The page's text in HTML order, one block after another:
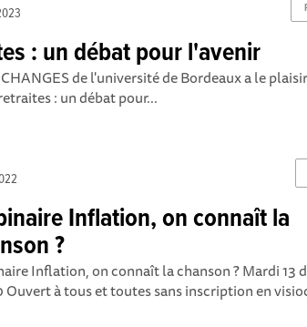
: un débat pour l'avenir
de l'université de Bordeaux a le
: un débat pour...
Inflation, on connaît la
?
Inflation, on connaît la chanson ? Mardi 13
Ouvert à tous et toutes sans inscription en